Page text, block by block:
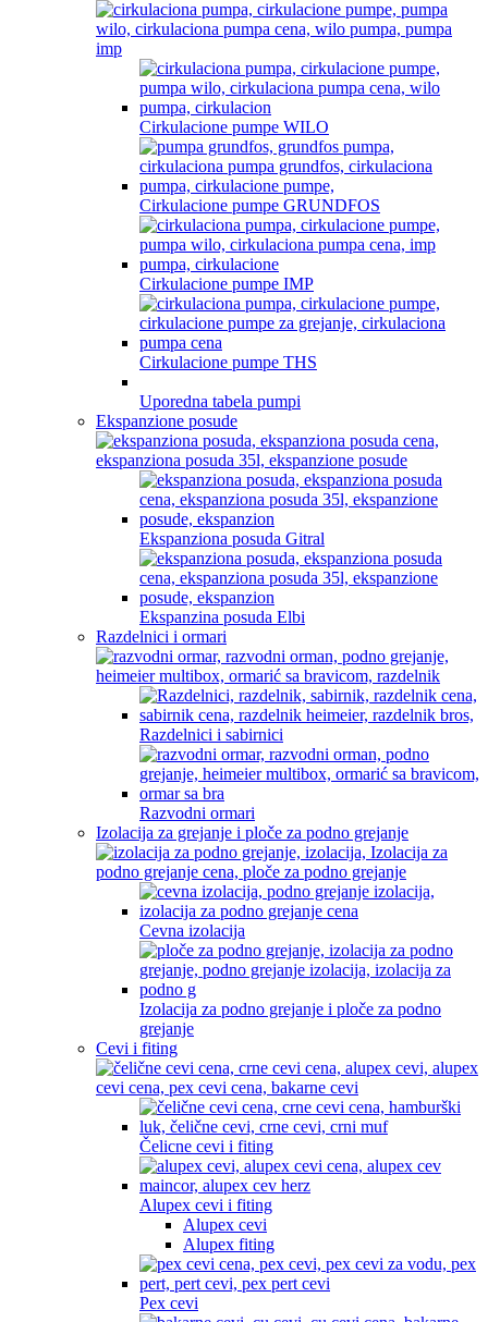
Cirkulacione pumpe WILO
Cirkulacione pumpe GRUNDFOS
Cirkulacione pumpe IMP
Cirkulacione pumpe THS
Uporedna tabela pumpi
Ekspanzione posude
Ekspanziona posuda Gitral
Ekspanzina posuda Elbi
Razdelnici i ormari
Razdelnici i sabirnici
Razvodni ormari
Izolacija za grejanje i ploče za podno grejanje
Cevna izolacija
Izolacija za podno grejanje i ploče za podno
grejanje
Cevi i fiting
Čelicne cevi i fiting
Alupex cevi i fiting
Alupex cevi
Alupex fiting
Pex cevi